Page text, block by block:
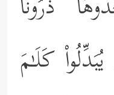
ذَرُونَا
كَلَـٰمَ